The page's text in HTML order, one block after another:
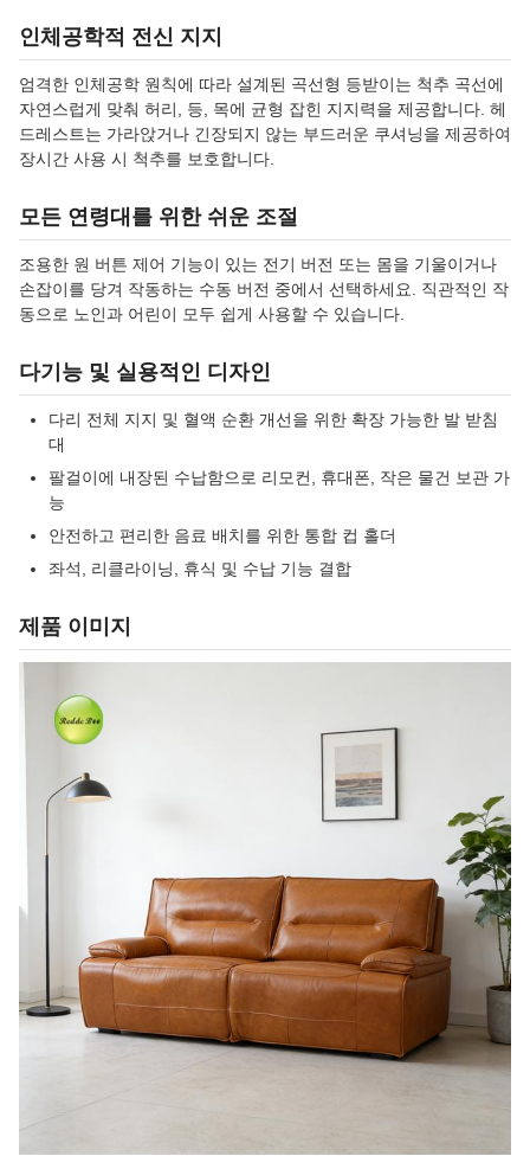
인체공학적 전신 지지
엄격한 인체공학 원칙에 따라 설계된 곡선형 등받이는 척추 곡선에
자연스럽게 맞춰 허리, 등, 목에 균형 잡힌 지지력을 제공합니다. 헤
드레스트는 가라앉거나 긴장되지 않는 부드러운 쿠셔닝을 제공하여
장시간 사용 시 척추를 보호합니다.
모든 연령대를 위한 쉬운 조절
조용한 원 버튼 제어 기능이 있는 전기 버전 또는 몸을 기울이거나
손잡이를 당겨 작동하는 수동 버전 중에서 선택하세요. 직관적인 작
동으로 노인과 어린이 모두 쉽게 사용할 수 있습니다.
다기능 및 실용적인 디자인
다리 전체 지지 및 혈액 순환 개선을 위한 확장 가능한 발 받침
대
팔걸이에 내장된 수납함으로 리모컨, 휴대폰, 작은 물건 보관 가
능
안전하고 편리한 음료 배치를 위한 통합 컵 홀더
좌석, 리클라이닝, 휴식 및 수납 기능 결합
제품 이미지